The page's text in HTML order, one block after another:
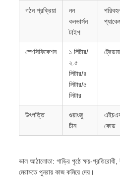
গঠন প্রক্রিয়া
নন
কনভার্সন
টাইপ
স্পেসিফিকেশন
১ লিটার/
২.৫
লিটার/৪
লিটার/৫
লিটার
উৎপত্তি
গুয়াংজু
চীন
কোড
ভাল আঠালোতা: গাড়ির পৃষ্ঠে ক্ষয়-প্রতিরোধী,
মেরামতে পুনরায় কাজ কমিয়ে দেয়।